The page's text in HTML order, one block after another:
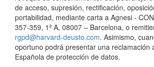
de acceso, supresión, rectificación,
portabilidad, mediante carta a Agnesi -
357-359, 1º A, 08007 – Barcelona, o
rgpd@harvard-deusto.com. Asimismo,
oportuno podrá presentar una reclamación
Española de protección de datos.